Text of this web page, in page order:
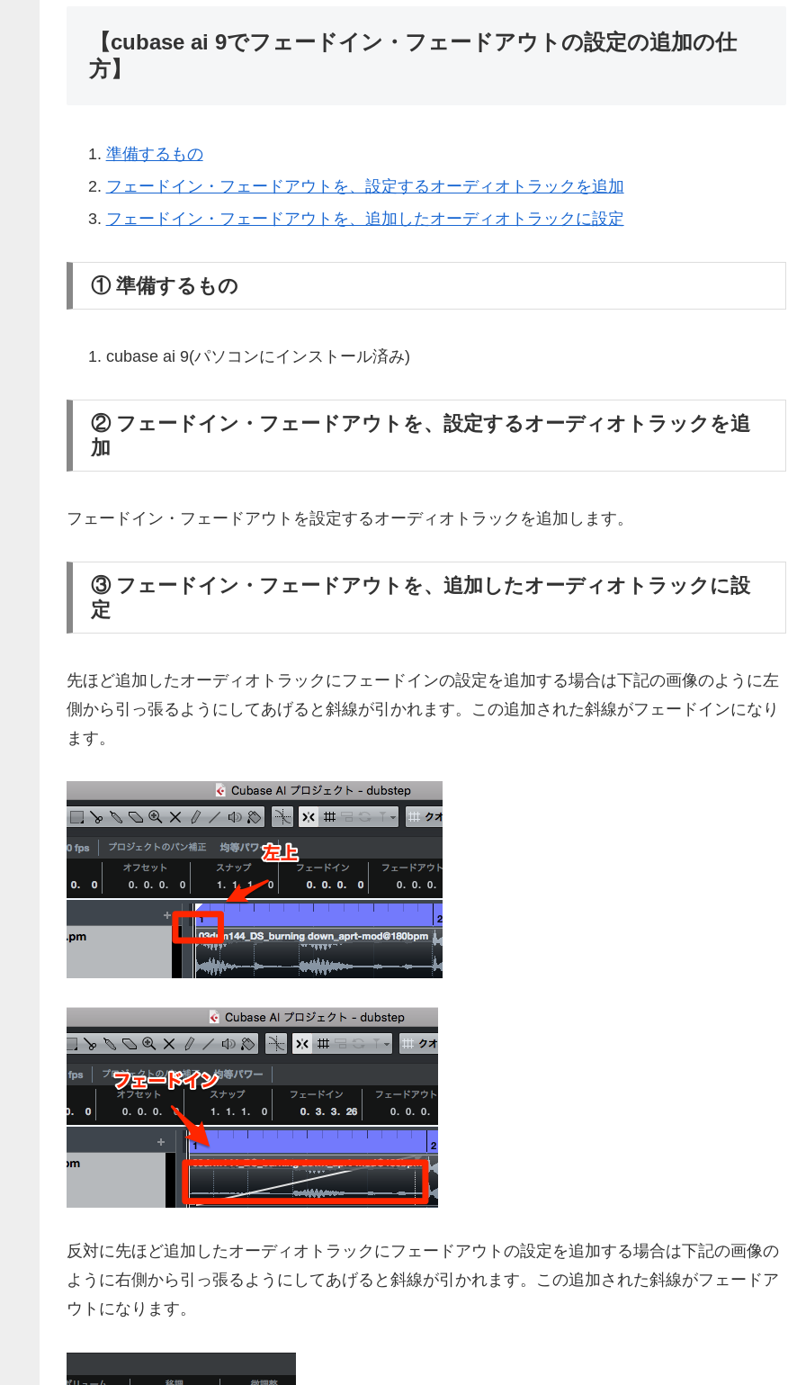
【cubase ai 9でフェードイン・フェードアウトの設定の追加の仕
方】
準備するもの
フェードイン・フェードアウトを、設定するオーディオトラックを追加
フェードイン・フェードアウトを、追加したオーディオトラックに設定
① 準備するもの
cubase ai 9(パソコンにインストール済み)
② フェードイン・フェードアウトを、設定するオーディオトラックを追
加
フェードイン・フェードアウトを設定するオーディオトラックを追加します。
③ フェードイン・フェードアウトを、追加したオーディオトラックに設
定
先ほど追加したオーディオトラックにフェードインの設定を追加する場合は下記の画像のように左
側から引っ張るようにしてあげると斜線が引かれます。この追加された斜線がフェードインになり
ます。
反対に先ほど追加したオーディオトラックにフェードアウトの設定を追加する場合は下記の画像の
ように右側から引っ張るようにしてあげると斜線が引かれます。この追加された斜線がフェードア
ウトになります。